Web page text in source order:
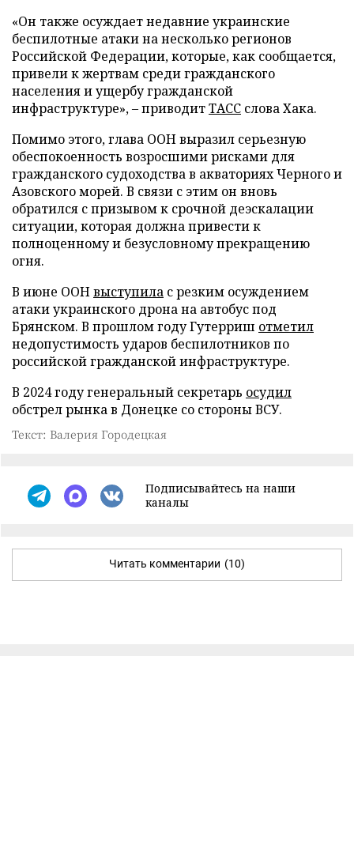
«Он также осуждает недавние украинские
беспилотные атаки на несколько регионов
Российской Федерации, которые, как сообщается,
привели к жертвам среди гражданского
населения и ущербу гражданской
инфраструктуре», – приводитТАСС слова Хака.
Помимо этого, глава ООН выразил серьезную
обеспокоенность возросшими рисками для
гражданского судоходства в акваториях Черного и
Азовского морей. В связи с этим он вновь
обратился с призывом к срочной деэскалации
ситуации, которая должна привести к
полноценному и безусловному прекращению
огня.
В июне ООНвыступила с резким осуждением
атаки украинского дрона на автобус под
Брянском. В прошлом году Гутерриш отметил
недопустимость ударов беспилотников по
российской гражданской инфраструктуре.
В 2024 году генеральный секретарь осудил
обстрел рынка в Донецке со стороны ВСУ.
Текст: Валерия Городецкая
Подписывайтесь на наши
каналы
Читать комментарии (10)